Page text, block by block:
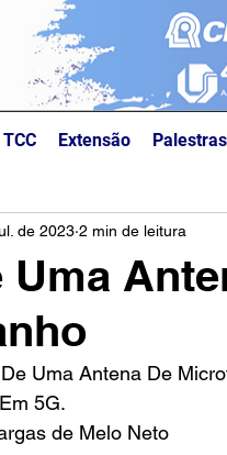
TCC Extensão
Uma
de 2023 2 min de leitura
Uma Antena De
5G.
de Melo Neto